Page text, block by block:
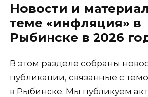
Новости и
теме «инфляция» в
Рыбинске в 2026
В этом разделе собраны
публикации, связанные с
в Рыбинске. Мы публикуем